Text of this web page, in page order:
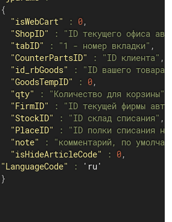
{
"isWebCart"
: 0,
"ShopID"
:
"ID текущего офиса
"tabID"
: "1 - номер вкладки" ,
"CounterPartsID"
: "ID клиента" ,
"id_rbGoods"
: "ID вашего товара"
"GoodsTempID"
: 0,
"qty"
: "Количество для корзины"
"FirmID"
:
"ID текущей фирмы
"StockID"
: "ID склад списания" ,
"PlaceID"
:
"ID полки списания
"note"
:
"комментарий, по
"isHideArticleCode"
: 0,
"LanguageCode"
:
'ru'
}